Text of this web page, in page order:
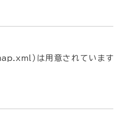
）は用意されています